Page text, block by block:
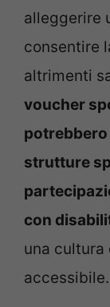
alleggerire
consentire
altrimenti
voucher
potrebbero
strutture
con
una
accessibile.